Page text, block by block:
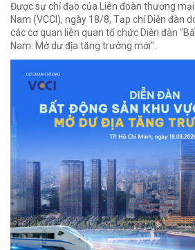
Được sự chỉ đạo của Liên đoàn thương
Nam (VCCI), ngày 18/8, Tạp chí Diễn đàn
các cơ quan liên quan tổ chức Diễn đàn
Nam: Mở dư địa tăng trưởng mới".